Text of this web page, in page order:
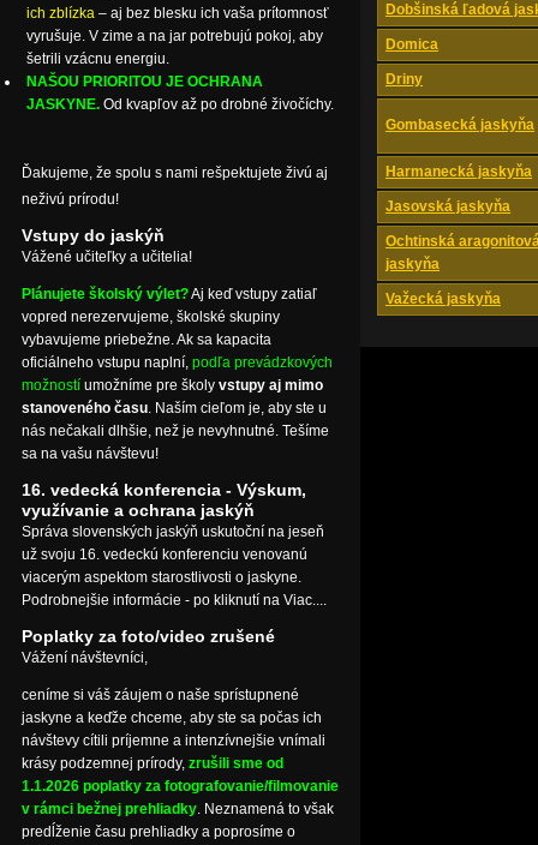
Dobšinská ľadová
Domica
Driny
Gombasecká jaskyňa
Harmanecká jaskyňa
Jasovská jaskyňa
Ochtinská
jaskyňa
Važecká jaskyňa
ich zblízka – aj bez blesku ich vaša prítomnosť
vyrušuje. V zime a na jar potrebujú pokoj, aby
šetrili vzácnu energiu.
NAŠOU PRIORITOU JE OCHRANA
JASKYNE. Od kvapľov až po drobné živočíchy.
Ďakujeme, že spolu s nami rešpektujete živú aj
neživú prírodu!
Vstupy do jaskýň
Vážené učiteľky a učitelia!
Plánujete školský výlet?Aj keď vstupy zatiaľ
vopred nerezervujeme, školské skupiny
vybavujeme priebežne. Ak sa kapacita
oficiálneho vstupu naplní, podľa prevádzkových
možností umožníme pre školy vstupy aj mimo
stanoveného času. Naším cieľom je, aby ste u
nás nečakali dlhšie, než je nevyhnutné. Tešíme
sa na vašu návštevu!
16. vedecká konferencia - Výskum,
využívanie a ochrana jaskýň
Správa slovenských jaskýň uskutoční na jeseň
už svoju 16. vedeckú konferenciu venovanú
viacerým aspektom starostlivosti o jaskyne.
Podrobnejšie informácie - po kliknutí na Viac....
Poplatky za foto/video zrušené
Vážení návštevníci,
ceníme si váš záujem o naše sprístupnené
jaskyne a keďže chceme, aby ste sa počas ich
návštevy cítili príjemne a intenzívnejšie vnímali
krásy podzemnej prírody, zrušili sme od
1.1.2026 poplatky za fotografovanie/filmovanie
v rámci bežnej prehliadky. Neznamená to však
predĺženie času prehliadky a poprosíme o